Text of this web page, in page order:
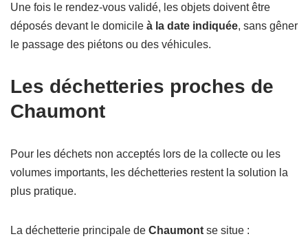
Une fois le rendez-vous validé, les objets doivent être
déposés devant le domicile à la date indiquée, sans gêner
le passage des piétons ou des véhicules.
Les déchetteries proches de
Chaumont
Pour les déchets non acceptés lors de la collecte ou les
volumes importants, les déchetteries restent la solution la
plus pratique.
La déchetterie principale de Chaumont se situe :